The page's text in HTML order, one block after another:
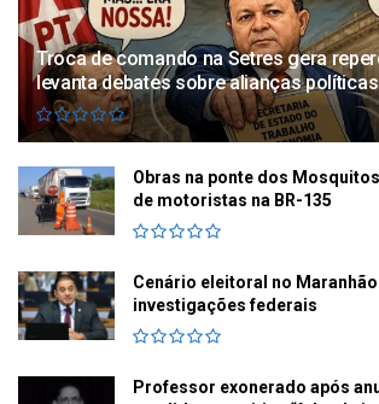
Troca de comando na Setres gera
levanta debates sobre alianças políticas
Obras na ponte dos
de motoristas na BR-135
Cenário eleitoral no
investigações federais
Professor exonerado após